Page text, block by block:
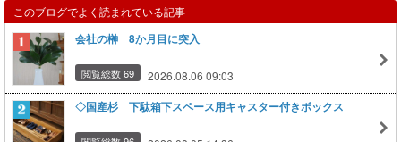
このブログでよく読まれている記事
会社の榊 8か月目に突入
閲覧総数 69 2026.08.06 09:03
◇国産杉 下駄箱下スペース用キャスター付きボックス